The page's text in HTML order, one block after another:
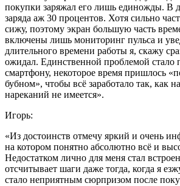
покупки заряжал его лишь единожды. В
заряда аж 30 процентов. Хотя сильно
сижу, поэтому экран большую часть
включены лишь мониторинг пульса и
длительного времени работы я, скажу
ожидал. Единственной проблемой стало
смартфону, некоторое время пришлось
бубном», чтобы всё заработало так, как
нареканий не имеется».
Игорь:
«Из достоинств отмечу яркий и очень
на котором понятно абсолютно всё и
Недостатком лично для меня стал
отсчитывает шаги даже тогда, когда я
стало неприятным сюрпризом после